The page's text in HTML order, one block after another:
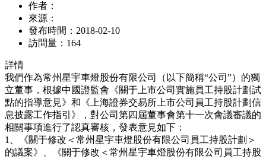
作者：
來源：
發布時間： 2018-02-10
訪問量： 164
詳情
我們作為常州星宇車燈股份有限公司（以下簡稱“公司”）的獨
立董事，根據中國證監會《關于上市公司實施員工持股計劃試
點的指導意見》和《上海證券交易所上市公司員工持股計劃信
息披露工作指引》，對公司第四屆董事會第十一次會議審議的
相關事項進行了認真審核，發表意見如下：
1、《關于修改＜常州星宇車燈股份有限公司員工持股計劃＞
的議案》、《關于修改＜常州星宇車燈股份有限公司員工持股